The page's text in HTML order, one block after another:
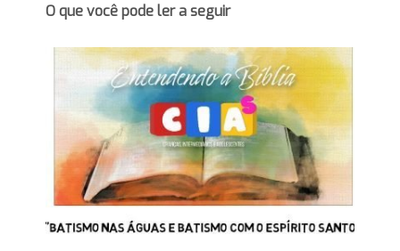
O que você pode ler a seguir